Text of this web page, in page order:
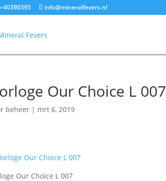
40390395 info@mineralfevers.nl
Our Choice L 007
beheer | mrt 6, 2019
Our Choice L 007